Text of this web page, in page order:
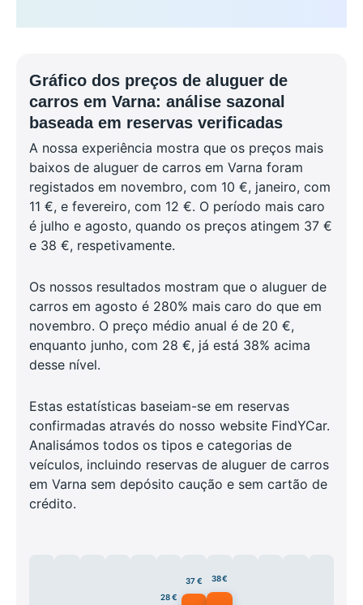
Gráfico dos preços de aluguer de
carros em Varna: análise sazonal
baseada em reservas verificadas
A nossa experiência mostra que os preços mais
baixos de aluguer de carros em Varna foram
registados em novembro, com 10 €, janeiro, com
11 €, e fevereiro, com 12 €. O período mais caro
é julho e agosto, quando os preços atingem 37 €
e 38 €, respetivamente.
Os nossos resultados mostram que o aluguer de
carros em agosto é 280% mais caro do que em
novembro. O preço médio anual é de 20 €,
enquanto junho, com 28 €, já está 38% acima
desse nível.
Estas estatísticas baseiam-se em reservas
confirmadas através do nosso website FindYCar.
Analisámos todos os tipos e categorias de
veículos, incluindo reservas de aluguer de carros
em Varna sem depósito caução e sem cartão de
crédito.
28 €
37 € 38 €